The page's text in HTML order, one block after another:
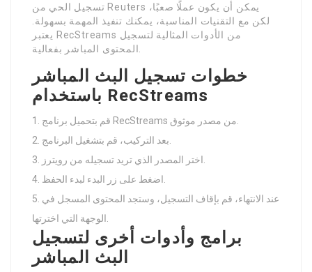
تسجيل الحي من Reuters يمكن أن يكون عملًا صعبًا،
لكن مع التقنيات المناسبة، يمكنك تنفيذ المهمة بسهولة.
يعتبر RecStreams من الأدوات المثالية لتسجيل
خطوات تسجيل البث المباشر
باستخدام RecStreams
عند الانتهاء، قم بإقاف التسجيل، وستجد المحتوى المسجل في
برامج وأدوات أخرى لتسجيل
البث المباشر